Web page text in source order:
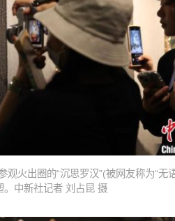
火出圈的“沉思罗汉”(被网友称为“无
。中新社记者 刘占昆 摄